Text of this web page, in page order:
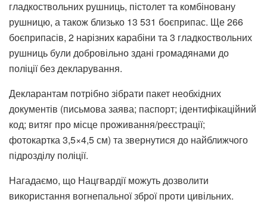
гладкоствольних рушниць, пістолет та комбіновану
рушницю, а також близько 13 531 боєприпас. Ще 266
боєприпасів, 2 нарізних карабіни та 3 гладкоствольних
рушниць були добровільно здані громадянами до
поліції без декларування.
Декларантам потрібно зібрати пакет необхідних
документів (письмова заява; паспорт; ідентифікаційний
код; витяг про місце проживання/реєстрації;
фотокартка 3,5×4,5 см) та звернутися до найближчого
підрозділу поліції.
Нагадаємо, що Нацгвардії можуть дозволити
використання вогнепальної зброї проти цивільних.